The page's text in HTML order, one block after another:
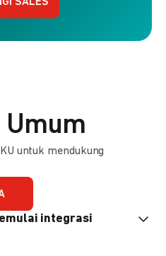
SALES
Umum
untuk mendukung
integrasi